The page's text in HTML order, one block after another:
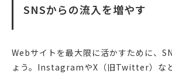
SNSからの流入を増やす
Webサイトを最大限に活かすために、
ょう。InstagramやX（旧Twitter）な